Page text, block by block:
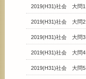
2019(H31)社会 大問1
2019(H31)社会 大問2
2019(H31)社会 大問3
2019(H31)社会 大問4
2019(H31)社会 大問5